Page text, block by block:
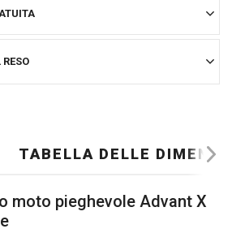
TABELLA DELLE
moto pieghevole Advant X